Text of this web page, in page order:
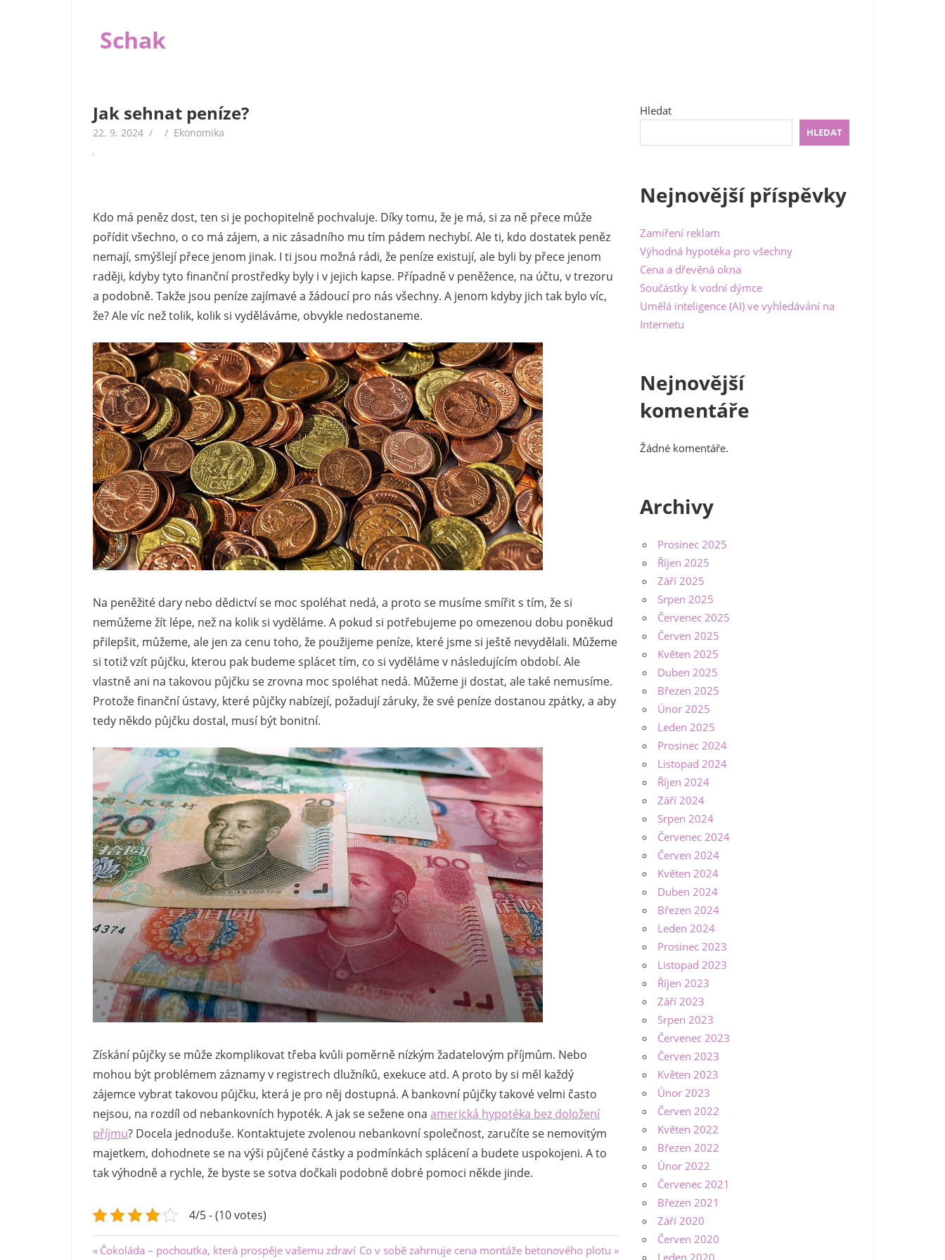
contentSchak
peníze
důležité,
důležitým.
A
proto
se
našem
webu
najdou
nabídky
i
pro
ty,
jimž
se
zrovna
nevede
nejlépe.
Jak sehnat peníze?
22. 9. 2024 Ekonomika
Kdo má peněz dost, ten si je pochopitelně pochvaluje. Díky tomu, že je má, si za ně přece může
pořídit všechno, o co má zájem, a nic zásadního mu tím pádem nechybí. Ale ti, kdo dostatek peněz
nemají, smýšlejí přece jenom jinak. I ti jsou možná rádi, že peníze existují, ale byli by přece jenom
raději, kdyby tyto finanční prostředky byly i v jejich kapse. Případně v peněžence, na účtu, v trezoru
a podobně. Takže jsou peníze zajímavé a žádoucí pro nás všechny. A jenom kdyby jich tak bylo víc,
že? Ale víc než tolik, kolik si vyděláváme, obvykle nedostaneme.
Na peněžité dary nebo dědictví se moc spoléhat nedá, a proto se musíme smířit s tím, že si
nemůžeme žít lépe, než na kolik si vyděláme. A pokud si potřebujeme po omezenou dobu poněkud
přilepšit, můžeme, ale jen za cenu toho, že použijeme peníze, které jsme si ještě nevydělali. Můžeme
si totiž vzít půjčku, kterou pak budeme splácet tím, co si vyděláme v následujícím období. Ale
vlastně ani na takovou půjčku se zrovna moc spoléhat nedá. Můžeme ji dostat, ale také nemusíme.
Protože finanční ústavy, které půjčky nabízejí, požadují záruky, že své peníze dostanou zpátky, a aby
tedy někdo půjčku dostal, musí být bonitní.
Získání půjčky se může zkomplikovat třeba kvůli poměrně nízkým žadatelovým příjmům. Nebo
mohou být problémem záznamy v registrech dlužníků, exekuce atd. A proto by si měl každý
zájemce vybrat takovou půjčku, která je pro něj dostupná. A bankovní půjčky takové velmi často
nejsou, na rozdíl od nebankovních hypoték. A jak se sežene ona americká hypotéka bez doložení
příjmu? Docela jednoduše. Kontaktujete zvolenou nebankovní společnost, zaručíte se nemovitým
majetkem, dohodnete se na výši půjčené částky a podmínkách splácení a budete uspokojeni. A to
tak výhodně a rychle, že byste se sotva dočkali podobně dobré pomoci někde jinde.
4/5 - (10 votes)
Navigace
Previous
Čokoláda – pochoutka, která prospěje vašemu zdraví Next
Co v sobě zahrnuje cena montáže betonového plotu
Hledat
HLEDAT
Nejnovější příspěvky
Zamíření reklam
Výhodná hypotéka pro všechny
Cena a dřevěná okna
Součástky k vodní dýmce
Umělá inteligence (AI) ve vyhledávání na
Internetu
Nejnovější
komentáře
Žádné komentáře.
Archivy
Prosinec 2025
Říjen 2025
Září 2025
Srpen 2025
Červenec 2025
Červen 2025
Květen 2025
Duben 2025
Březen 2025
Únor 2025
Leden 2025
Prosinec 2024
Listopad 2024
Říjen 2024
Září 2024
Srpen 2024
Červenec 2024
Červen 2024
Květen 2024
Duben 2024
Březen 2024
Leden 2024
Prosinec 2023
Listopad 2023
Říjen 2023
Září 2023
Srpen 2023
Červenec 2023
Červen 2023
Květen 2023
Únor 2023
Červen 2022
Květen 2022
Březen 2022
Únor 2022
Červenec 2021
Březen 2021
Září 2020
Červen 2020
Leden 2020